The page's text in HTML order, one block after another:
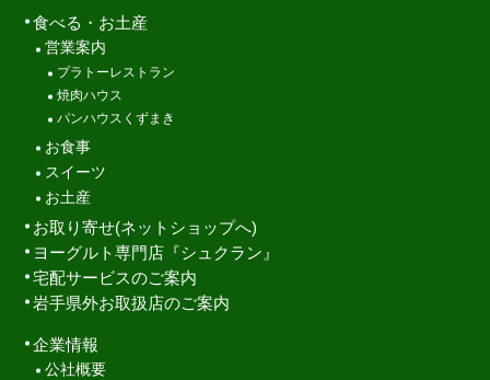
食べる・お土産
営業案内
プラトーレストラン
焼肉ハウス
パンハウスくずまき
お食事
スイーツ
お土産
お取り寄せ(ネットショップへ)
ヨーグルト専門店『シュクラン』
宅配サービスのご案内
岩手県外お取扱店のご案内
企業情報
公社概要